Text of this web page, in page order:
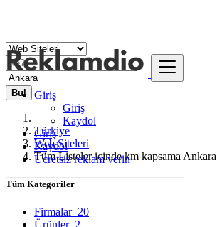
Giriş
Giriş
Kaydol
Giriş
Kaydol
Ücretsiz reklam verin
Bul
Türkiye
Web Siteleri
Tüm Listeler içinde km kapsama Ankara
Tüm Kategoriler
Firmalar 20